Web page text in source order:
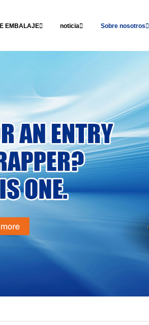
EMBALAJE noticia Sobre nosotros